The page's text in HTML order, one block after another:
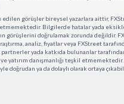
edilen görüşler bireysel yazarlara aittir,
Bilgilerde hatalar yada
görüşlerini doğrulamak zorunda değildir.
analiz, fiyatlar veya FXStreet
partnerler yada katkıda bulunanlar
yatırım danışmanlığı teşkil
doğrudan ya da dolaylı olarak ortaya